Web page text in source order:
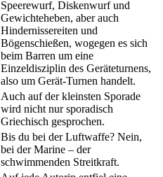
Speerewurf, Diskenwurf und
Gewichteheben, aber auch
Hindernissereiten und
Bögenschießen, wogegen es sich
beim Barren um eine
Einzeldisziplin des Geräteturnens,
also um Gerät-Turnen handelt.
Auch auf der kleinsten Sporade
wird nicht nur sporadisch
Griechisch gesprochen.
Bis du bei der Luftwaffe? Nein,
bei der Marine – der
schwimmenden Streitkraft.